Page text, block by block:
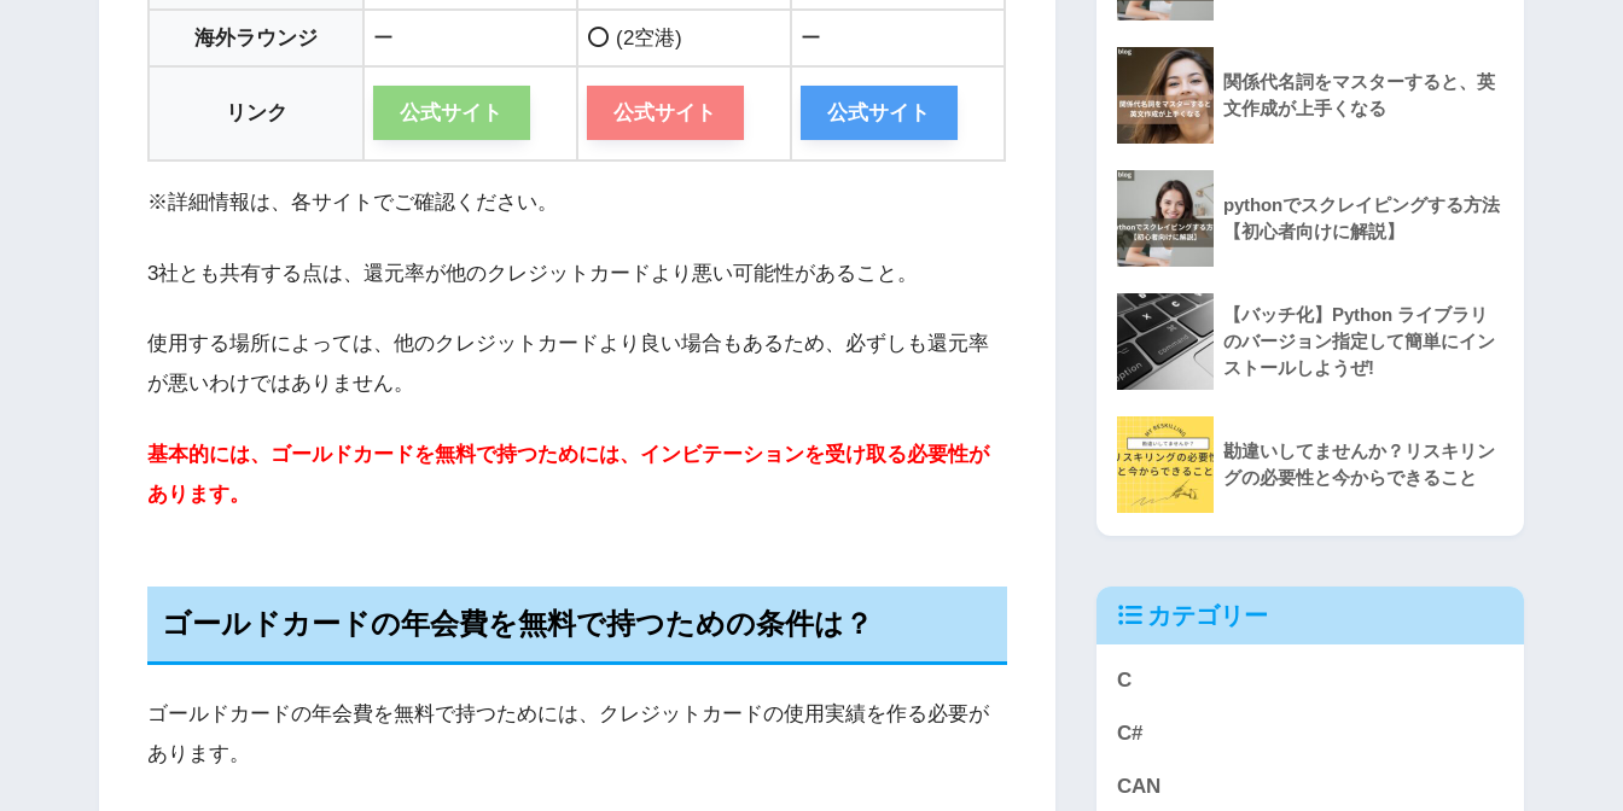
海外ラウンジ ー ⭕️ (2空港) ー
リンク 公式サイト 公式サイト 公式サイト
※詳細情報は、各サイトでご確認ください。
3社とも共有する点は、還元率が他のクレジットカードより悪い可能性があること。
使用する場所によっては、他のクレジットカードより良い場合もあるため、必ずしも還元率
が悪いわけではありません。
基本的には、ゴールドカードを無料で持つためには、インビテーションを受け取る必要性が
あります。
ゴールドカードの年会費を無料で持つための条件は？
ゴールドカードの年会費を無料で持つためには、クレジットカードの使用実績を作る必要が
あります。
関係代名詞をマスターすると、英
文作成が上手くなる
pythonでスクレイピングする方法
【初心者向けに解説】
【バッチ化】Python ライブラリ
のバージョン指定して簡単にイン
ストールしようぜ!
勘違いしてませんか？リスキリン
グの必要性と今からできること
カテゴリー
C
C#
CAN